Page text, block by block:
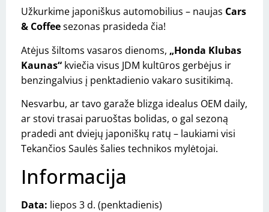
Užkurkime japoniškus automobilius – naujas Cars
& Coffeesezonas prasideda čia!
Atėjus šiltoms vasaros dienoms, „Honda Klubas
Kaunas“ kviečia visus JDM kultūros gerbėjus ir
benzingalvius į penktadienio vakaro susitikimą.
Nesvarbu, ar tavo garaže blizga idealus OEM daily,
ar stovi trasai paruoštas bolidas, o gal sezoną
pradedi ant dviejų japoniškų ratų – laukiami visi
Tekančios Saulės šalies technikos mylėtojai.
Informacija
Data: liepos 3 d. (penktadienis)